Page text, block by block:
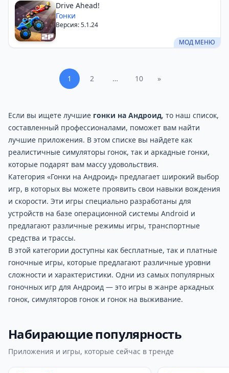
Drive Ahead!
Гонки
Версия: 5.1.24
МОД МЕНЮ
1 2 … 10 »
Если вы ищете лучшие гонки на Андроид, то наш список,
составленный профессионалами, поможет вам найти
лучшие приложения. В этом списке вы найдете как
реалистичные симуляторы гонок, так и аркадные гонки,
которые подарят вам массу удовольствия.
Категория «Гонки на Андроид» предлагает широкий выбор
игр, в которых вы можете проявить свои навыки вождения
и скорости. Эти игры специально разработаны для
устройств на базе операционной системы Android и
предлагают различные режимы игры, транспортные
средства и трассы.
В этой категории доступны как бесплатные, так и платные
гоночные игры, которые предлагают различные уровни
сложности и характеристики. Одни из самых популярных
гоночных игр для Андроид — это игры в жанре аркадных
гонок, симуляторов гонок и гонок на выживание.
Набирающие популярность
Приложения и игры, которые сейчас в тренде